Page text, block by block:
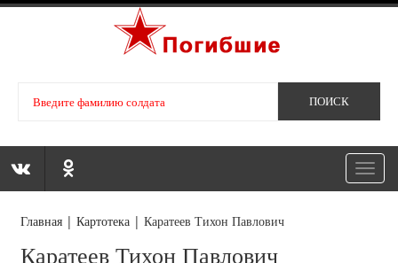
Главная |Картотека |Каратеев Тихон Павлович
Каратеев Тихон Павлович